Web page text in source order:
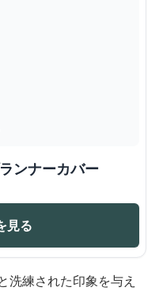
ンナーカバー
見る
洗練された印象を与え